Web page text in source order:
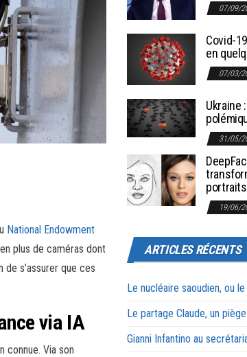
National Endowment
plus de caméras dont
de s’assurer que ces
via IA
connue. Via son
07/09/
Covid-
en
07/03/
Ukraine
31/05/
19/06/
ARTICLES RÉCENTS
Le nucléaire saoudien, ou
Le partage Claude, un
Gianni Infantino au